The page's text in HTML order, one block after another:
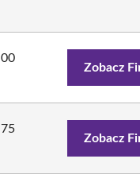
Zobacz
Zobacz